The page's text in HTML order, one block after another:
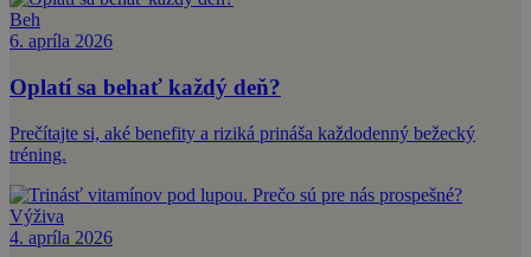
Beh
6. apríla 2026
Oplatí sa behať každý deň?
Prečítajte si, aké benefity a riziká prináša každodenný bežecký
tréning.
Výživa
4. apríla 2026